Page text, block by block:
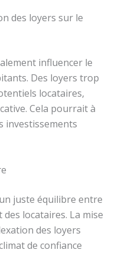
des loyers sur le
influencer le
Des loyers trop
locataires,
Cela pourrait à
investissements
juste équilibre entre
locataires. La mise
des loyers
de confiance